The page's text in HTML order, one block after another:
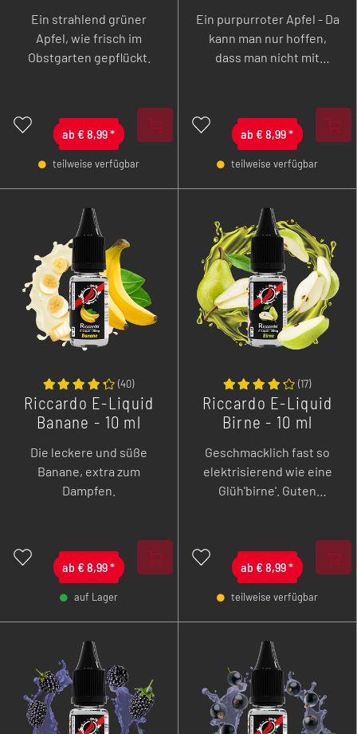
- +
ab € 8,99*
teilweise verfügbar
Ein strahlend grüner
Apfel, wie frisch im
Obstgarten gepflückt.
- +
ab € 8,99*
teilweise verfügbar
Ein purpurroter Apfel - Da
kann man nur hoffen,
dass man nicht mit
- +
ab € 8,99*
auf Lager
(40)
Riccardo E-Liquid
Banane - 10 ml
Die leckere und süße
Banane, extra zum
Dampfen.
- +
ab € 8,99*
teilweise verfügbar
(17)
Riccardo E-Liquid
Birne - 10 ml
Geschmacklich fast so
elektrisierend wie eine
Glüh'birne'. Guten